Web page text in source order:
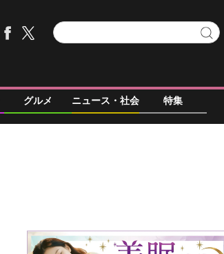
グルメ ニュース・社会 特集